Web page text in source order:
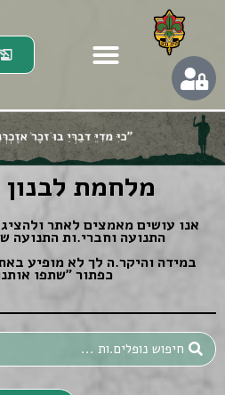
מלחמת
אנו עושים מאמצים לאתר
התנועה וחברי.ות התנועה
במידה והיקר.ה לך לא מופיע
כפתור ״שתפו